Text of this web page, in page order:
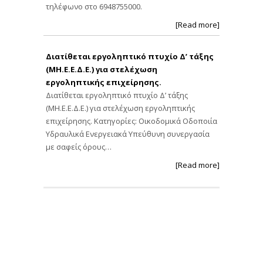
τηλέφωνο στο 6948755000.
[Read more]
Διατίθεται εργοληπτικό πτυχίο Δ’ τάξης
(ΜΗ.Ε.Ε.Δ.Ε.) για στελέχωση
εργοληπτικής επιχείρησης.
Διατίθεται εργοληπτικό πτυχίο Δ’ τάξης
(ΜΗ.Ε.Ε.Δ.Ε.) για στελέχωση εργοληπτικής
επιχείρησης. Κατηγορίες: Οικοδομικά Οδοποιία
Υδραυλικά Ενεργειακά Υπεύθυνη συνεργασία
με σαφείς όρους…
[Read more]